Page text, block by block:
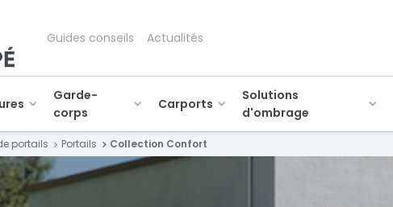
Guides conseils Actualités
Garde-
corps
Carports
Solutions
d'ombrage
portails Portails Collection Confort